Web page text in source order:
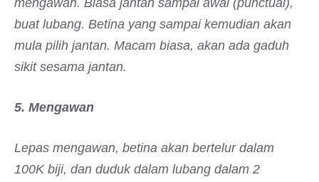
buat lubang. Betina yang sampai kemudian akan
mula pilih jantan. Macam biasa, akan ada gaduh
sikit sesama jantan.
5. Mengawan
Lepas mengawan, betina akan bertelur dalam
100K biji, dan duduk dalam lubang dalam 2